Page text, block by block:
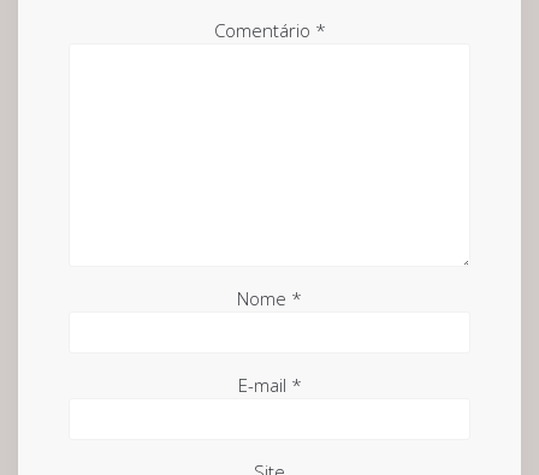
Comentário *
Nome *
E-mail *